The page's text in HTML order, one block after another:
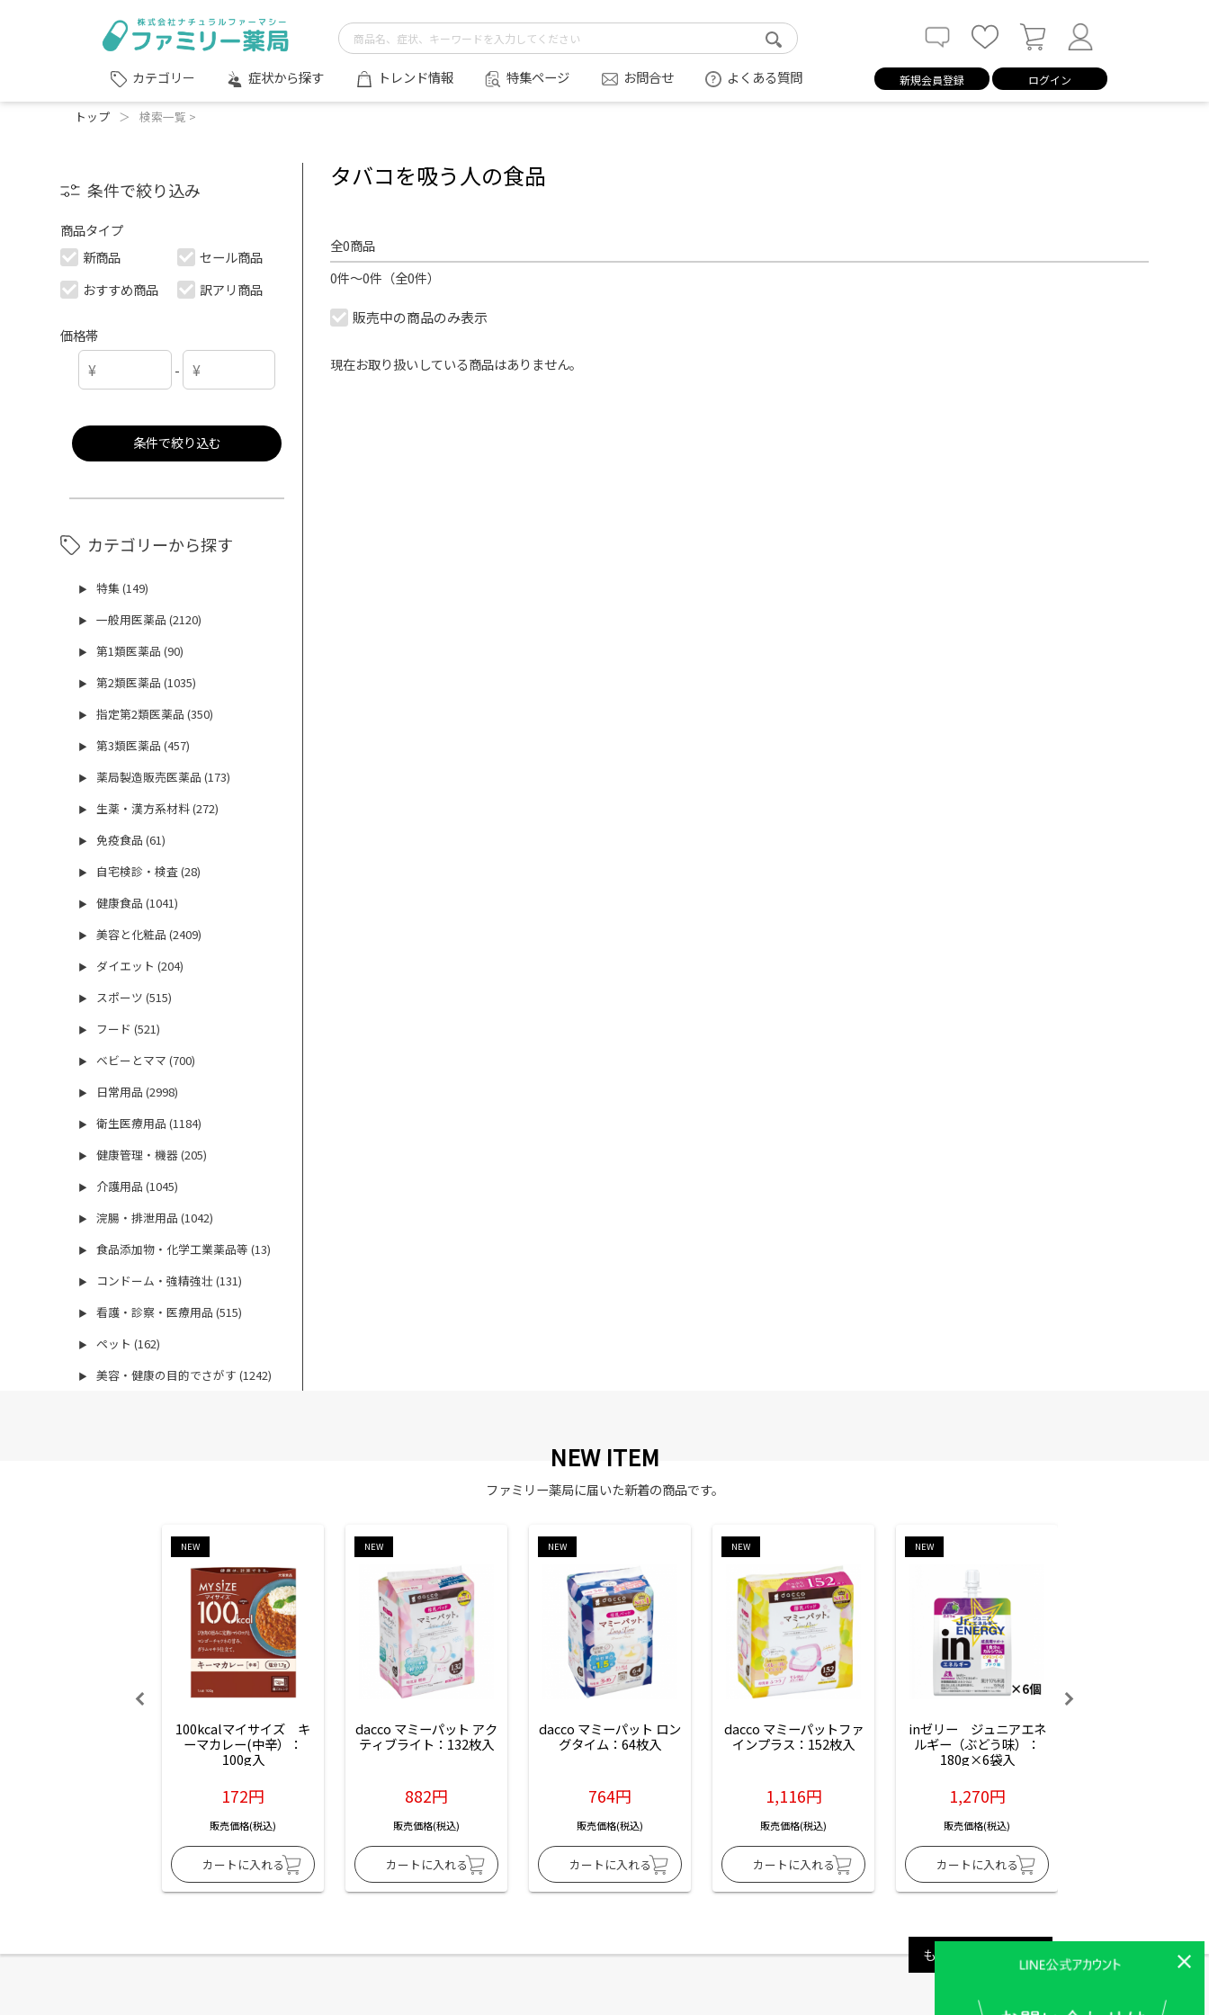
カテゴリー 症状から探す トレンド情報 特集ページ お問合せ よくある質問 新規会員登録 ログイン
トップ ＞ 検索一覧 >
条件で絞り込み
商品タイプ
新商品
セール商品
おすすめ商品
訳アリ商品
価格帯
-
条件で絞り込む
カテゴリーから探す
▶ 特集 (149)
▶ 一般用医薬品 (2120)
▶ 第1類医薬品 (90)
▶ 第2類医薬品 (1035)
▶ 指定第2類医薬品 (350)
▶ 第3類医薬品 (457)
▶ 薬局製造販売医薬品 (173)
▶ 生薬・漢方系材料 (272)
▶ 免疫食品 (61)
▶ 自宅検診・検査 (28)
▶ 健康食品 (1041)
▶ 美容と化粧品 (2409)
▶ ダイエット (204)
▶ スポーツ (515)
▶ フード (521)
▶ ベビーとママ (700)
▶ 日常用品 (2998)
▶ 衛生医療用品 (1184)
▶ 健康管理・機器 (205)
▶ 介護用品 (1045)
▶ 浣腸・排泄用品 (1042)
▶ 食品添加物・化学工業薬品等 (13)
▶ コンドーム・強精強壮 (131)
▶ 看護・診察・医療用品 (515)
▶ ペット (162)
▶ 美容・健康の目的でさがす (1242)
タバコを吸う人の食品
全0商品
0件～0件（全0件）
販売中の商品のみ表示
現在お取り扱いしている商品はありません。
NEW ITEM
ファミリー薬局に届いた新着の商品です。
NEW
100kcalマイサイズ　キ
ーマカレー(中辛）：
100g入
172円
販売価格(税込)
NEW
dacco マミーパット アク
ティブライト：132枚入
882円
販売価格(税込)
NEW
dacco マミーパット ロン
グタイム：64枚入
764円
販売価格(税込)
NEW
dacco マミーパットファ
インプラス：152枚入
1,116円
販売価格(税込)
NEW
inゼリー　ジュニアエネ
ルギー（ぶどう味）：
180g×6袋入
1,270円
販売価格(税込)
もっと見る